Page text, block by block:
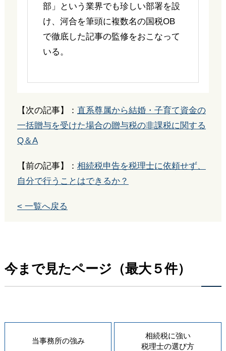
部」という業界でも珍しい部署を設
け、河合を筆頭に複数名の国税OB
で徹底した記事の監修をおこなって
いる。
【次の記事】： 直系尊属から結婚・子育て資金の
一括贈与を受けた場合の贈与税の非課税に関する
Q＆A
【前の記事】： 相続税申告を税理士に依頼せず、
自分で行うことはできるか？
< 一覧へ戻る
今まで見たページ（最大５件）
当事務所の強み
相続税に強い
税理士の選び方